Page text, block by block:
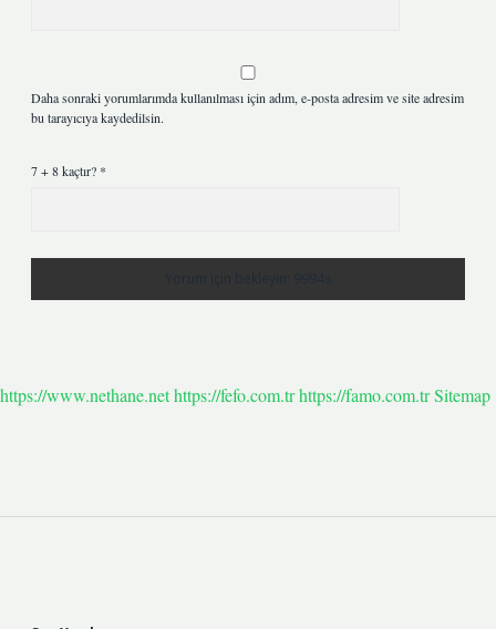
Daha sonraki yorumlarımda kullanılması için adım, e-posta adresim ve site adresim
bu tarayıcıya kaydedilsin.
7 + 8 kaçtır? *
https://www.nethane.nethttps://fefo.com.trhttps://famo.com.trSitemap